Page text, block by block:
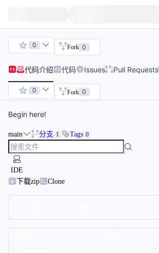
0 Fork 0
代码介绍 代码 Issues Pull Requests
0 Fork 0
Begin here!
main 分支 1 Tags 0
IDE
下载zip
Clone